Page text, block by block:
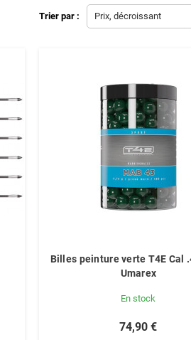
Trier par : Prix, décroissant
Billes peinture verte T4E Cal
Umarex
En stock
74,90 €